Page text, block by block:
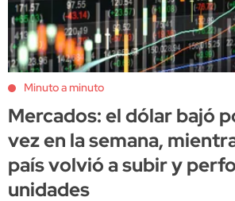
Minuto a minuto
Mercados: el dólar bajó
vez en la semana,
país volvió a subir y
unidades